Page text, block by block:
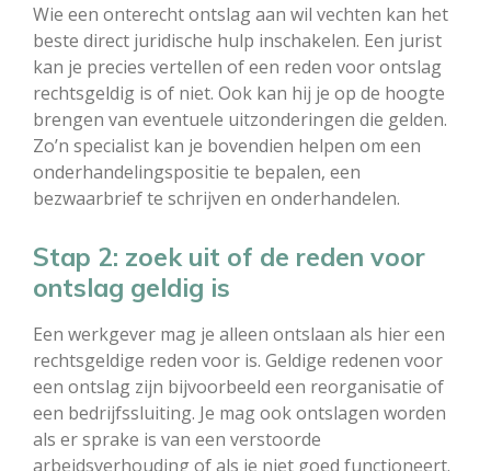
Wie een onterecht ontslag aan wil vechten kan het
beste direct juridische hulp inschakelen. Een jurist
kan je precies vertellen of een reden voor ontslag
rechtsgeldig is of niet. Ook kan hij je op de hoogte
brengen van eventuele uitzonderingen die gelden.
Zo’n specialist kan je bovendien helpen om een
onderhandelingspositie te bepalen, een
bezwaarbrief te schrijven en onderhandelen.
Stap 2: zoek uit of de reden voor
ontslag geldig is
Een werkgever mag je alleen ontslaan als hier een
rechtsgeldige reden voor is. Geldige redenen voor
een ontslag zijn bijvoorbeeld een reorganisatie of
een bedrijfssluiting. Je mag ook ontslagen worden
als er sprake is van een verstoorde
arbeidsverhouding of als je niet goed functioneert.